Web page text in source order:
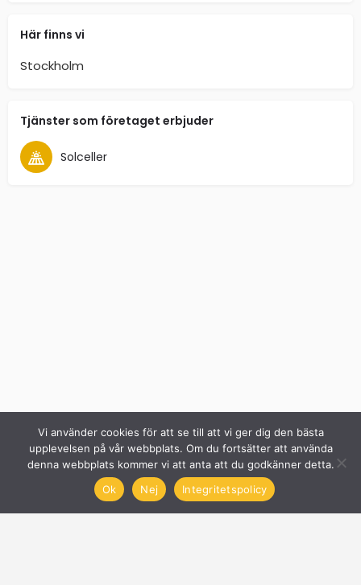
Här finns vi
Stockholm
Tjänster som företaget erbjuder
Solceller
Vi använder cookies för att se till att vi ger dig den bästa
upplevelsen på vår webbplats. Om du fortsätter att använda
denna webbplats kommer vi att anta att du godkänner detta.
Ok
Nej Integritetspolicy